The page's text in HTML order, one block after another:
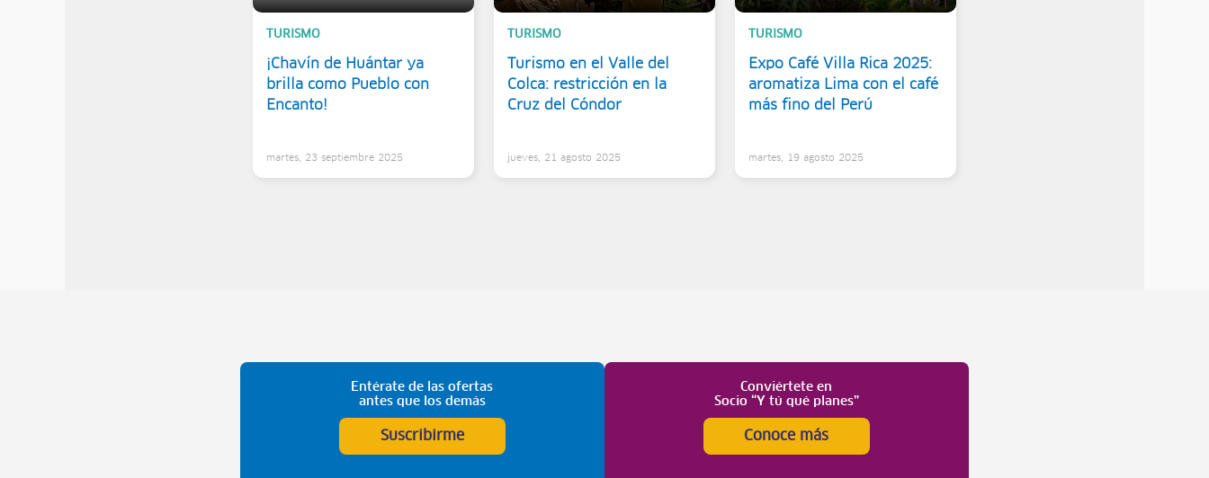
TURISMO
¡Chavín de Huántar ya
brilla como Pueblo con
Encanto!
martes, 23 septiembre 2025
TURISMO
Turismo en el Valle del
Colca: restricción en la
Cruz del Cóndor
jueves, 21 agosto 2025
TURISMO
Expo Café Villa Rica 2025:
aromatiza Lima con el café
más fino del Perú
martes, 19 agosto 2025
Entérate de las ofertas
antes que los demás
Suscribirme
Conviértete en
Socio “Y tú qué planes”
Conoce más